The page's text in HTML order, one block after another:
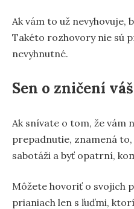
Ak vám to už nevyhovuje,
Takéto rozhovory nie sú
nevyhnutné.
Sen o zničení
Ak snívate o tom, že vám
prepadnutie, znamená
sabotáži a byť opatrní,
Môžete hovoriť o svojich
prianiach len s ľuďmi,